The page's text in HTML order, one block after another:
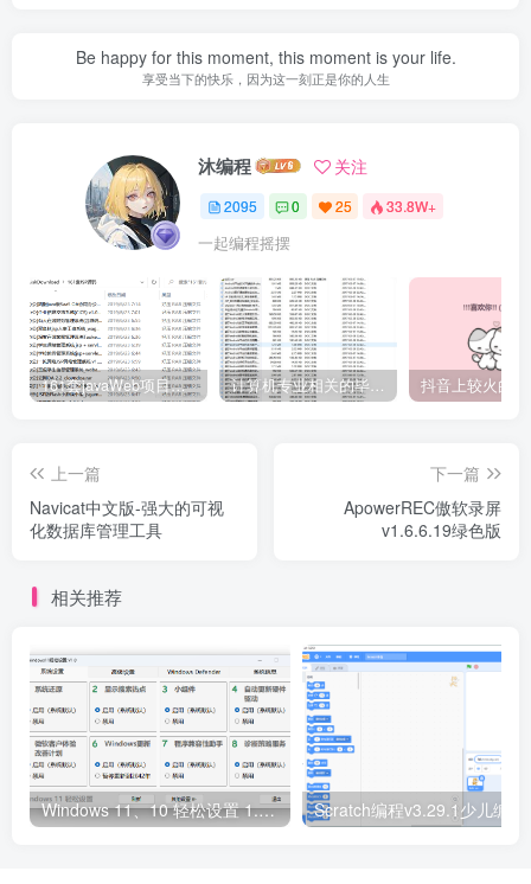
Be happy for this moment, this moment is your life.
享受当下的快乐，因为这一刻正是你的人生
沐编程 关注
2095 0 25 33.8W+
一起编程摇摆
161套javaWeb项目源码免费分享 计算机专业相关的毕业设计论文合集免费下载
上一篇
Navicat中文版-强大的可视
化数据库管理工具
下一篇
ApowerREC傲软录屏
v1.6.6.19绿色版
相关推荐
Windows 11、10 轻松设置 1.10 正式版